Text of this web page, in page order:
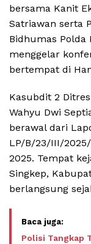
bersama Kanit
Satriawan serta
Bidhumas Polda
menggelar
bertempat di
Kasubdit 2
Wahyu Dwi
berawal dari
LP/B/23/III/
2025. Tempat
Singkep,
berlangsung
Polisi Tangkap